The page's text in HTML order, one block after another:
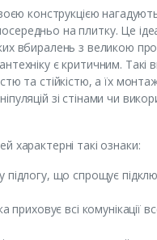
конструкцією
на плитку. Це
вбиралень з великою
є критичним. Такі
та стійкістю, а їх
зі стінами чи
характерні такі ознаки:
підлогу, що спрощує
приховує всі комунікації